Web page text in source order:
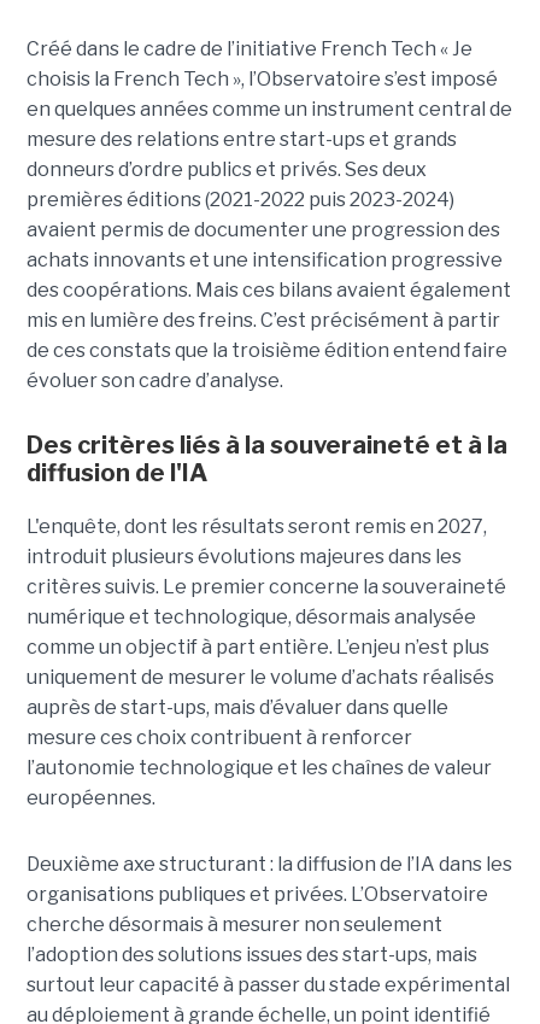
Créé dans le cadre de l’initiative French Tech « Je
choisis la French Tech », l’Observatoire s’est imposé
en quelques années comme un instrument central de
mesure des relations entre start-ups et grands
donneurs d’ordre publics et privés. Ses deux
premières éditions (2021-2022 puis 2023-2024)
avaient permis de documenter une progression des
achats innovants et une intensification progressive
des coopérations. Mais ces bilans avaient également
mis en lumière des freins. C’est précisément à partir
de ces constats que la troisième édition entend faire
évoluer son cadre d’analyse.
Des critères liés à la souveraineté et à la
diffusion de l'IA
L'enquête, dont les résultats seront remis en 2027,
introduit plusieurs évolutions majeures dans les
critères suivis. Le premier concerne la souveraineté
numérique et technologique, désormais analysée
comme un objectif à part entière. L’enjeu n’est plus
uniquement de mesurer le volume d’achats réalisés
auprès de start-ups, mais d’évaluer dans quelle
mesure ces choix contribuent à renforcer
l’autonomie technologique et les chaînes de valeur
européennes.
Deuxième axe structurant : la diffusion de l’IA dans les
organisations publiques et privées. L’Observatoire
cherche désormais à mesurer non seulement
l’adoption des solutions issues des start-ups, mais
surtout leur capacité à passer du stade expérimental
au déploiement à grande échelle, un point identifié